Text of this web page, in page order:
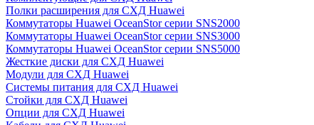
Полки расширения для СХД Huawei
Коммутаторы Huawei OceanStor серии SNS2000
Коммутаторы Huawei OceanStor серии SNS3000
Коммутаторы Huawei OceanStor серии SNS5000
Жесткие диски для СХД Huawei
Модули для СХД Huawei
Системы питания для СХД Huawei
Стойки для СХД Huawei
Опции для СХД Huawei